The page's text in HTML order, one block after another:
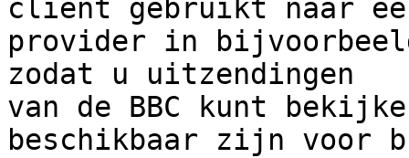
client gebruikt naar
provider in
zodat u uitzendingen
van de BBC kunt
beschikbaar zijn